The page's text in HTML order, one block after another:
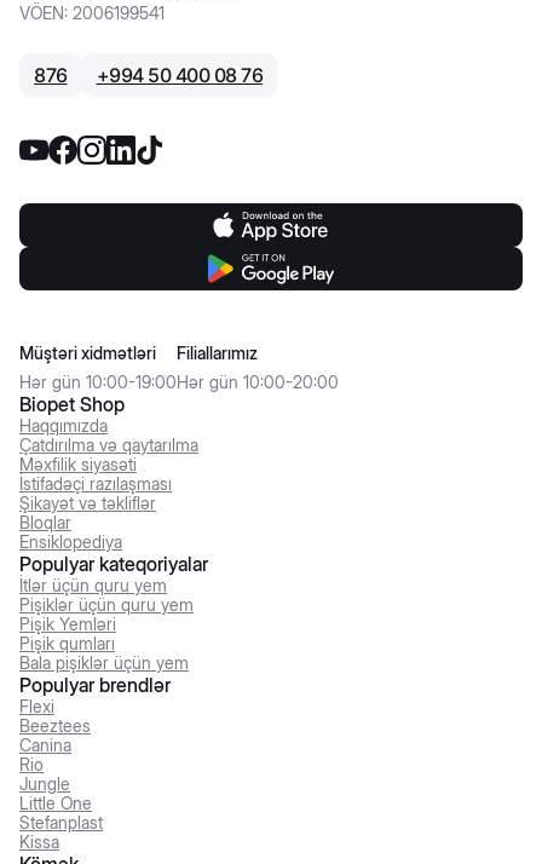
VÖEN: 2006199541
876 +994 50 400 08 76
Biopet Shop
Haqqımızda
Çatdırılma və qaytarılma
Məxfilik siyasəti
İstifadəçi razılaşması
Şikayət və təkliflər
Bloqlar
Ensiklopediya
Müştəri xidmətləri
Hər gün 10:00-19:00
Filiallarımız
Hər gün 10:00-20:00
Populyar kateqoriyalar
İtlər üçün quru yem
Pişiklər üçün quru yem
Pişik Yemləri
Pişik qumları
Bala pişiklər üçün yem
Populyar brendlər
Flexi
Beeztees
Canina
Rio
Jungle
Little One
Stefanplast
Kissa